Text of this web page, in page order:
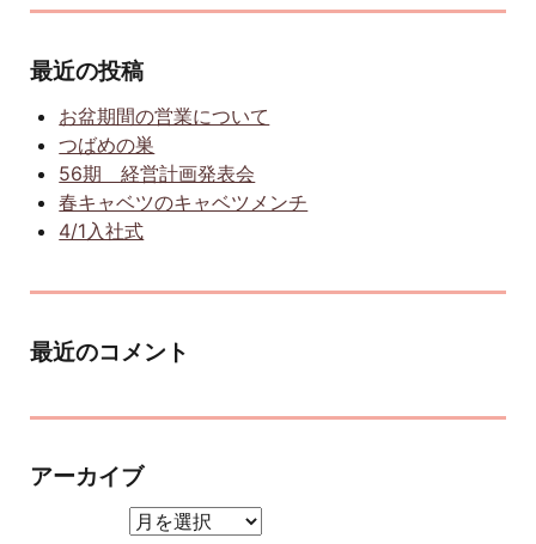
最近の投稿
お盆期間の営業について
つばめの巣
56期 経営計画発表会
春キャベツのキャベツメンチ
4/1入社式
最近のコメント
アーカイブ